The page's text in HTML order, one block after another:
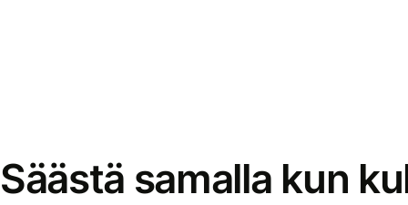
Säästä samalla kun